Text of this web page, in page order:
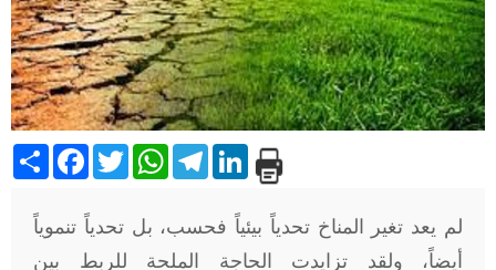
Share Facebook
TwitterWhatsAppTelegramLinkedIn
لم يعد تغير المناخ تحدياً بيئياً فحسب، بل تحدياً تنموياً
أيضاً، ولقد تزايدت الحاجة الملحة للربط بين